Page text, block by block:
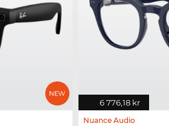
6 776,18 kr
Nuance Audio